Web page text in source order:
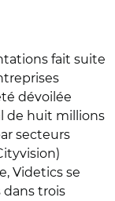
fait suite
dévoilée
de huit millions
secteurs
Videtics se
dans trois